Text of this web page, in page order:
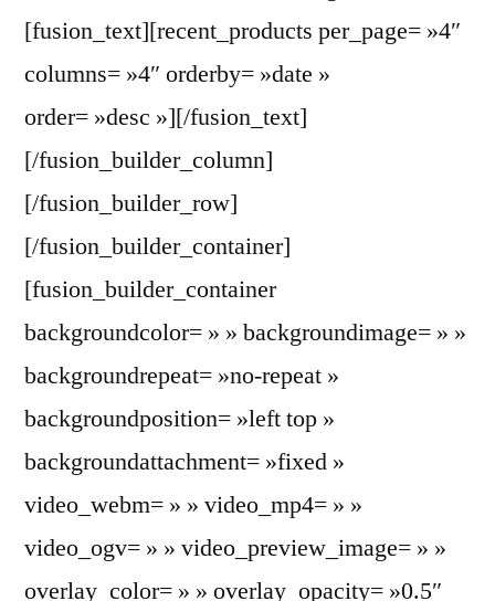
[fusion_text][recent_products per_page= »4″
columns= »4″ orderby= »date »
order= »desc »][/fusion_text]
[/fusion_builder_column]
[/fusion_builder_row]
[/fusion_builder_container]
[fusion_builder_container
backgroundcolor= » » backgroundimage= » »
backgroundrepeat= »no-repeat »
backgroundposition= »left top »
backgroundattachment= »fixed »
video_webm= » » video_mp4= » »
video_ogv= » » video_preview_image= » »
overlay_color= » » overlay_opacity= »0.5″